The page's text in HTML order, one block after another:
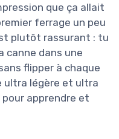
que ça allait
ferrage un peu
plutôt rassurant : tu
canne dans une
flipper à chaque
ultra légère et ultra
pour apprendre et